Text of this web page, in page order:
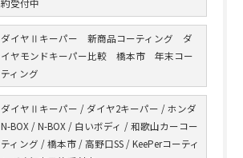
約受付中
ダイヤⅡキーパー 新商品コーティング ダ
イヤモンドキーパー比較 橋本市 年末コー
ティング
ダイヤⅡキーパー / ダイヤ2キーパー / ホンダ
N-BOX / N-BOX / 白いボディ / 和歌山カーコー
ティング / 橋本市 / 高野口SS / KeePerコーティ